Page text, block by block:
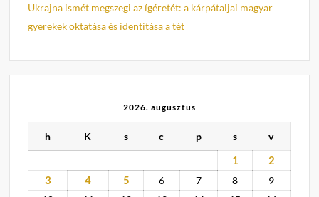
Ukrajna ismét megszegi az ígéretét: a kárpátaljai magyar
gyerekek oktatása és identitása a tét
2026. augusztus
h K s c p s v
1
2
3
4 5 6 7 8
9